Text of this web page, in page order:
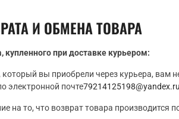
И ОБМЕНА ТОВАРА
купленного при доставке курьером:
который вы приобрели через курьера, вам
электронной почте79214125198@yandex.ru
на то, что возврат товара производится